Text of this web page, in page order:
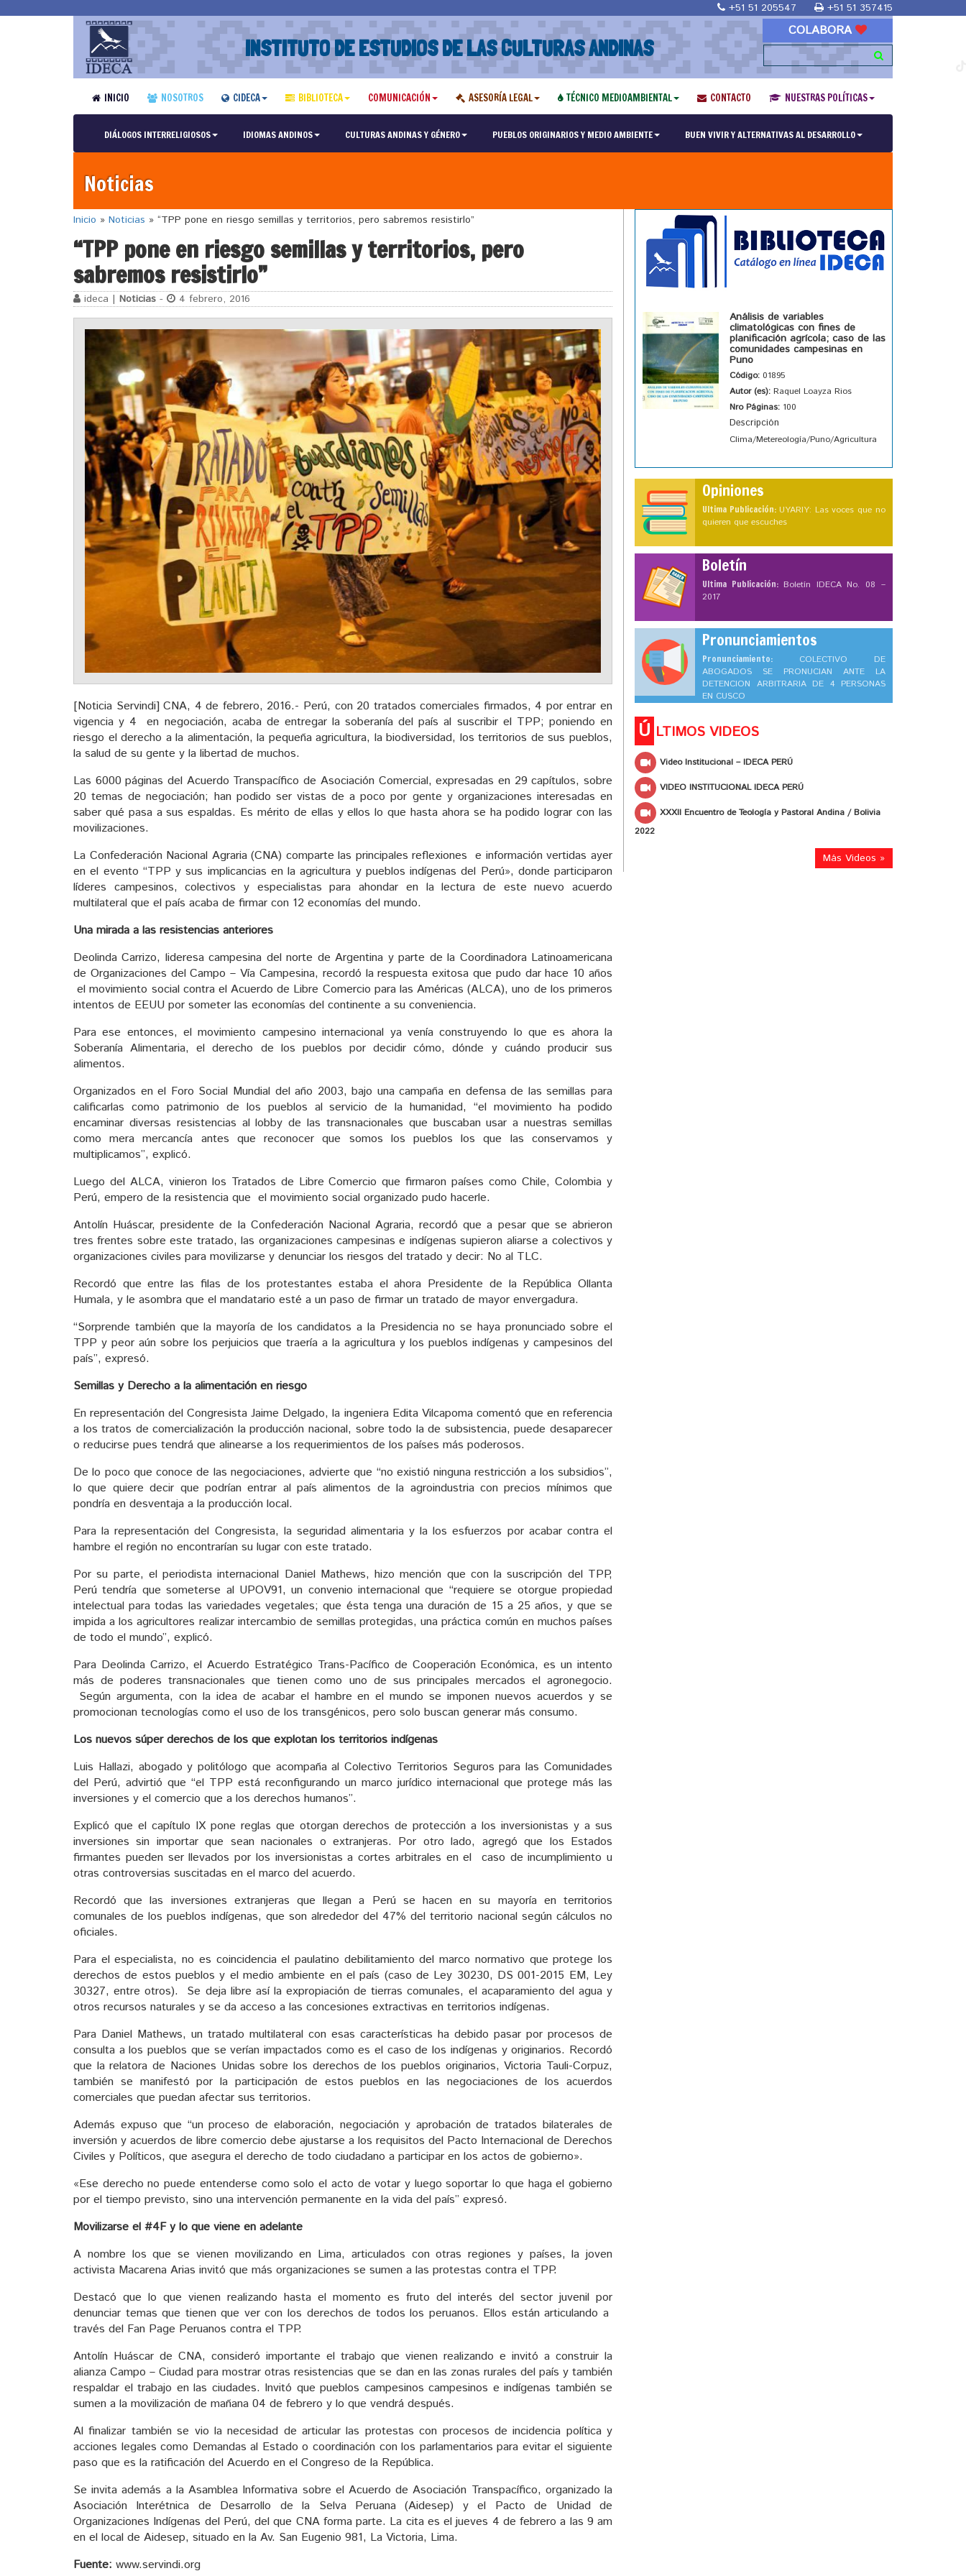
+51 51 205547 +51 51 357415
INSTITUTO DE ESTUDIOS DE LAS CULTURAS ANDINAS
COLABORA
INICIO NOSOTROS CIDECA BIBLIOTECA COMUNICACIÓN ASESORÍA LEGAL TÉCNICO MEDIOAMBIENTAL CONTACTO NUESTRAS POLÍTICAS
DIÁLOGOS INTERRELIGIOSOS IDIOMAS ANDINOS CULTURAS ANDINAS Y GÉNERO PUEBLOS ORIGINARIOS Y MEDIO AMBIENTE BUEN VIVIR Y ALTERNATIVAS AL DESARROLLO
Noticias
Inicio » Noticias » “TPP pone en riesgo semillas y territorios, pero sabremos resistirlo”
“TPP pone en riesgo semillas y territorios, pero
sabremos resistirlo”
ideca | Noticias - 4 febrero, 2016
[Noticia Servindi] CNA, 4 de febrero, 2016.- Perú, con 20 tratados comerciales firmados, 4 por entrar en
vigencia y 4 en negociación, acaba de entregar la soberanía del país al suscribir el TPP; poniendo en
riesgo el derecho a la alimentación, la pequeña agricultura, la biodiversidad, los territorios de sus pueblos,
la salud de su gente y la libertad de muchos.
Las 6000 páginas del Acuerdo Transpacífico de Asociación Comercial, expresadas en 29 capítulos, sobre
20 temas de negociación; han podido ser vistas de a poco por gente y organizaciones interesadas en
saber qué pasa a sus espaldas. Es mérito de ellas y ellos lo que hasta ahora se ha podido lograr con las
movilizaciones.
La Confederación Nacional Agraria (CNA) comparte las principales reflexiones e información vertidas ayer
en el evento “TPP y sus implicancias en la agricultura y pueblos indígenas del Perú», donde participaron
líderes campesinos, colectivos y especialistas para ahondar en la lectura de este nuevo acuerdo
multilateral que el país acaba de firmar con 12 economías del mundo.
Una mirada a las resistencias anteriores
Deolinda Carrizo, lideresa campesina del norte de Argentina y parte de la Coordinadora Latinoamericana
de Organizaciones del Campo – Vía Campesina, recordó la respuesta exitosa que pudo dar hace 10 años
el movimiento social contra el Acuerdo de Libre Comercio para las Américas (ALCA), uno de los primeros
intentos de EEUU por someter las economías del continente a su conveniencia.
Para ese entonces, el movimiento campesino internacional ya venía construyendo lo que es ahora la
Soberanía Alimentaria, el derecho de los pueblos por decidir cómo, dónde y cuándo producir sus
alimentos.
Organizados en el Foro Social Mundial del año 2003, bajo una campaña en defensa de las semillas para
calificarlas como patrimonio de los pueblos al servicio de la humanidad, “el movimiento ha podido
encaminar diversas resistencias al lobby de las transnacionales que buscaban usar a nuestras semillas
como mera mercancía antes que reconocer que somos los pueblos los que las conservamos y
multiplicamos”, explicó.
Luego del ALCA, vinieron los Tratados de Libre Comercio que firmaron países como Chile, Colombia y
Perú, empero de la resistencia que el movimiento social organizado pudo hacerle.
Antolín Huáscar, presidente de la Confederación Nacional Agraria, recordó que a pesar que se abrieron
tres frentes sobre este tratado, las organizaciones campesinas e indígenas supieron aliarse a colectivos y
organizaciones civiles para movilizarse y denunciar los riesgos del tratado y decir: No al TLC.
Recordó que entre las filas de los protestantes estaba el ahora Presidente de la República Ollanta
Humala, y le asombra que el mandatario esté a un paso de firmar un tratado de mayor envergadura.
“Sorprende también que la mayoría de los candidatos a la Presidencia no se haya pronunciado sobre el
TPP y peor aún sobre los perjuicios que traería a la agricultura y los pueblos indígenas y campesinos del
país”, expresó.
Semillas y Derecho a la alimentación en riesgo
En representación del Congresista Jaime Delgado, la ingeniera Edita Vilcapoma comentó que en referencia
a los tratos de comercialización la producción nacional, sobre todo la de subsistencia, puede desaparecer
o reducirse pues tendrá que alinearse a los requerimientos de los países más poderosos.
De lo poco que conoce de las negociaciones, advierte que “no existió ninguna restricción a los subsidios”,
lo que quiere decir que podrían entrar al país alimentos de la agroindustria con precios mínimos que
pondría en desventaja a la producción local.
Para la representación del Congresista, la seguridad alimentaria y la los esfuerzos por acabar contra el
hambre el región no encontrarían su lugar con este tratado.
Por su parte, el periodista internacional Daniel Mathews, hizo mención que con la suscripción del TPP,
Perú tendría que someterse al UPOV91, un convenio internacional que “requiere se otorgue propiedad
intelectual para todas las variedades vegetales; que ésta tenga una duración de 15 a 25 años, y que se
impida a los agricultores realizar intercambio de semillas protegidas, una práctica común en muchos países
de todo el mundo”, explicó.
Para Deolinda Carrizo, el Acuerdo Estratégico Trans-Pacífico de Cooperación Económica, es un intento
más de poderes transnacionales que tienen como uno de sus principales mercados el agronegocio.
Según argumenta, con la idea de acabar el hambre en el mundo se imponen nuevos acuerdos y se
promocionan tecnologías como el uso de los transgénicos, pero solo buscan generar más consumo.
Los nuevos súper derechos de los que explotan los territorios indígenas
Luis Hallazi, abogado y politólogo que acompaña al Colectivo Territorios Seguros para las Comunidades
del Perú, advirtió que “el TPP está reconfigurando un marco jurídico internacional que protege más las
inversiones y el comercio que a los derechos humanos”.
Explicó que el capítulo IX pone reglas que otorgan derechos de protección a los inversionistas y a sus
inversiones sin importar que sean nacionales o extranjeras. Por otro lado, agregó que los Estados
firmantes pueden ser llevados por los inversionistas a cortes arbitrales en el caso de incumplimiento u
otras controversias suscitadas en el marco del acuerdo.
Recordó que las inversiones extranjeras que llegan a Perú se hacen en su mayoría en territorios
comunales de los pueblos indígenas, que son alrededor del 47% del territorio nacional según cálculos no
oficiales.
Para el especialista, no es coincidencia el paulatino debilitamiento del marco normativo que protege los
derechos de estos pueblos y el medio ambiente en el país (caso de Ley 30230, DS 001-2015 EM, Ley
30327, entre otros). Se deja libre así la expropiación de tierras comunales, el acaparamiento del agua y
otros recursos naturales y se da acceso a las concesiones extractivas en territorios indígenas.
Para Daniel Mathews, un tratado multilateral con esas características ha debido pasar por procesos de
consulta a los pueblos que se verían impactados como es el caso de los indígenas y originarios. Recordó
que la relatora de Naciones Unidas sobre los derechos de los pueblos originarios, Victoria Tauli-Corpuz,
también se manifestó por la participación de estos pueblos en las negociaciones de los acuerdos
comerciales que puedan afectar sus territorios.
Además expuso que “un proceso de elaboración, negociación y aprobación de tratados bilaterales de
inversión y acuerdos de libre comercio debe ajustarse a los requisitos del Pacto Internacional de Derechos
Civiles y Políticos, que asegura el derecho de todo ciudadano a participar en los actos de gobierno».
«Ese derecho no puede entenderse como solo el acto de votar y luego soportar lo que haga el gobierno
por el tiempo previsto, sino una intervención permanente en la vida del país” expresó.
Movilizarse el #4F y lo que viene en adelante
A nombre los que se vienen movilizando en Lima, articulados con otras regiones y países, la joven
activista Macarena Arias invitó que más organizaciones se sumen a las protestas contra el TPP.
Destacó que lo que vienen realizando hasta el momento es fruto del interés del sector juvenil por
denunciar temas que tienen que ver con los derechos de todos los peruanos. Ellos están articulando a
través del Fan Page Peruanos contra el TPP.
Antolín Huáscar de CNA, consideró importante el trabajo que vienen realizando e invitó a construir la
alianza Campo – Ciudad para mostrar otras resistencias que se dan en las zonas rurales del país y también
respaldar el trabajo en las ciudades. Invitó que pueblos campesinos campesinos e indígenas también se
sumen a la movilización de mañana 04 de febrero y lo que vendrá después.
Al finalizar también se vio la necesidad de articular las protestas con procesos de incidencia política y
acciones legales como Demandas al Estado o coordinación con los parlamentarios para evitar el siguiente
paso que es la ratificación del Acuerdo en el Congreso de la República.
Se invita además a la Asamblea Informativa sobre el Acuerdo de Asociación Transpacífico, organizado la
Asociación Interétnica de Desarrollo de la Selva Peruana (Aidesep) y el Pacto de Unidad de
Organizaciones Indígenas del Perú, del que CNA forma parte. La cita es el jueves 4 de febrero a las 9 am
en el local de Aidesep, situado en la Av. San Eugenio 981, La Victoria, Lima.
Fuente: www.servindi.org
Análisis de variables
climatológicas con fines de
planificación agrícola; caso de las
comunidades campesinas en
Puno
Código: 01895
Autor (es): Raquel Loayza Rios
Nro Páginas: 100
Descripción
Clima/Metereología/Puno/Agricultura
Opiniones
Ultima Publicación: UYARIY: Las voces que no
quieren que escuches
Boletín
Ultima Publicación: Boletín IDECA No. 08 –
2017
Pronunciamientos
Pronunciamiento: COLECTIVO DE
ABOGADOS SE PRONUCIAN ANTE LA
DETENCION ARBITRARIA DE 4 PERSONAS
EN CUSCO
Ú LTIMOS VIDEOS
Video Institucional – IDECA PERÚ
VIDEO INSTITUCIONAL IDECA PERÚ
XXXII Encuentro de Teología y Pastoral Andina / Bolivia
2022
Más Videos »